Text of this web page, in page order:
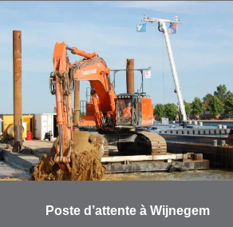
Afin d’étendre les possibilités
d’amarrage, le bassin Verrebroek
dans le port d’Anvers a été allongé.
On y a construit un mur de quai
conçu en …
En savoir plus
Poste d’attente à Wijnegem